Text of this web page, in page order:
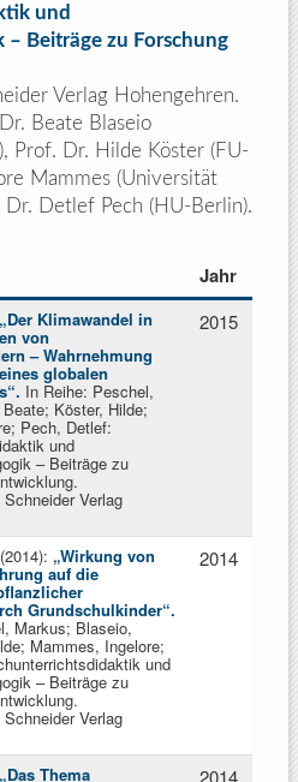
und
Beiträge zu Forschung
Verlag Hohengehren.
Beate Blaseio
Prof. Dr. Hilde Köster (FU-
Mammes (Universität
Dr. Detlef Pech (HU-Berlin).
Jahr
„Der Klimawandel in
von
–Wahrnehmung
globalen
In Reihe: Peschel,
Köster, Hilde;
Pech, Detlef:
und
– Beiträge zu
Verlag
2015
„Wirkung von
auf die
Grundschulkinder“.
Markus; Blaseio,
Mammes, Ingelore;
und
– Beiträge zu
Verlag
2014
„Das Thema 2014